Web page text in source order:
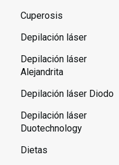
Cuperosis
Depilación láser
Depilación láser
Alejandrita
Depilación láser Diodo
Depilación láser
Duotechnology
Dietas